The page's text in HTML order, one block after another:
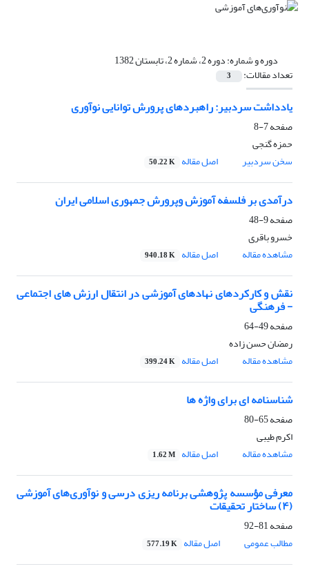
دوره و شماره:دوره 2، شماره 2، تابستان 1382
تعداد مقالات: 3
یادداشت سردبیر: راهبرد‌های پرورش توانایی نوآوری
صفحه7-8
حمزه گنجی
سخن سردبیر
اصل مقاله 50.22 K
درآمدی بر فلسفه آموزش وپرورش جمهوری اسلامی ایران
صفحه9-48
خسرو باقری
مشاهده مقاله
اصل مقاله 940.18 K
نقش و کارکردهای نهادهای آموزشی در انتقال ارزش های اجتماعی
- فرهنگی
صفحه49-64
رمضان حسن زاده
مشاهده مقاله
اصل مقاله 399.24 K
شناسنامه ای برای واژه ها
صفحه65-80
اکرم طیبی
مشاهده مقاله
اصل مقاله 1.62 M
معرفی مؤسسه پژوهشی برنامه ریزی درسی و نوآوری‌های آموزشی
(۴) ساختار تحقیقات
صفحه81-92
مطالب عمومی
اصل مقاله 577.19 K